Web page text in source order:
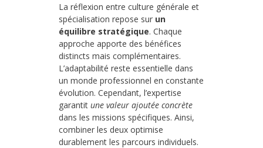
La réflexion entre culture générale et
spécialisation repose sur un
équilibre stratégique. Chaque
approche apporte des bénéfices
distincts mais complémentaires.
L’adaptabilité reste essentielle dans
un monde professionnel en constante
évolution. Cependant, l’expertise
garantit une valeur ajoutée concrète
dans les missions spécifiques. Ainsi,
combiner les deux optimise
durablement les parcours individuels.